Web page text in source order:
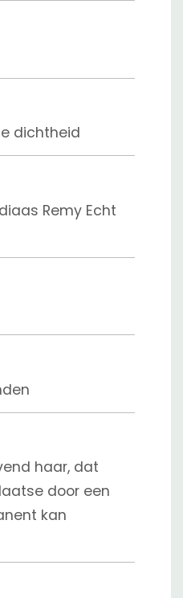
dichtheid
Remy Echt
haar, dat
door een
kan